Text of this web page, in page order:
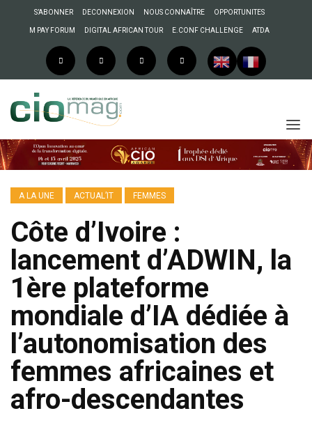
S’ABONNER DECONNEXION NOUS CONNAÎTRE OPPORTUNITES
M PAY FORUM DIGITAL AFRICAN TOUR E.CONF CHALLENGE ATDA
A LA UNE ACTUAL’IT FEMMES
Côte d’Ivoire :
lancement d’ADWIN, la
1ère plateforme
mondiale d’IA dédiée à
l’autonomisation des
femmes africaines et
afro-descendantes